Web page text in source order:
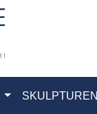
SKULPTUREN